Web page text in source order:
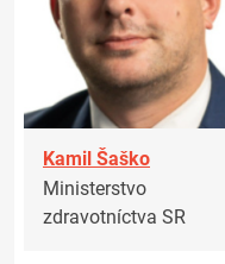
Kamil Šaško
Ministerstvo
zdravotníctva SR